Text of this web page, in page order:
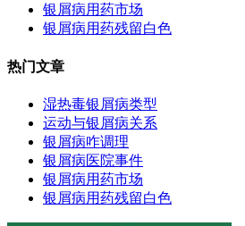
银屑病用药市场
银屑病用药残留白色
热门文章
湿热毒银屑病类型
运动与银屑病关系
银屑病咋调理
银屑病医院事件
银屑病用药市场
银屑病用药残留白色